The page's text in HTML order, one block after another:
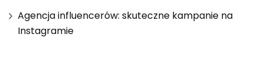
Agencja influencerów: skuteczne kampanie na
Instagramie